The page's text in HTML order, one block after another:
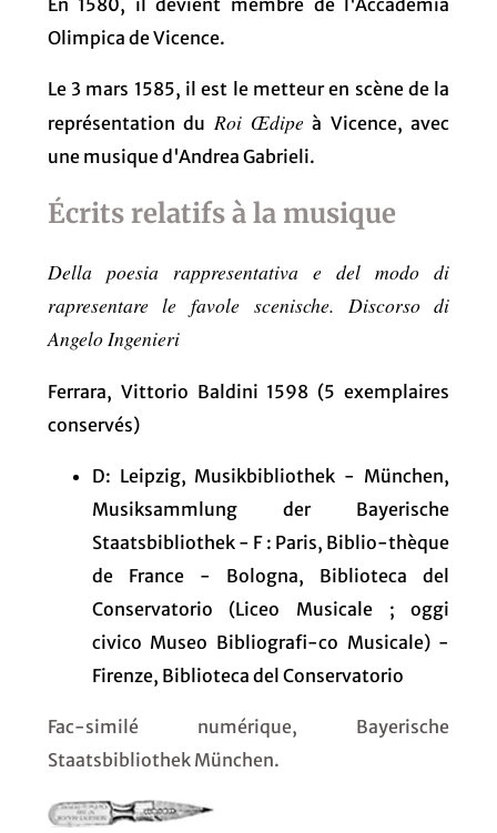
En 1580, il devient membre de l'Accademia
Olimpica de Vicence.
Le 3 mars 1585, il est le metteur en scène de la
représentation du Roi Œdipe à Vicence, avec
une musique d'Andrea Gabrieli.
Écrits relatifs à la musique
Della poesia rappresentativa e del modo di
rapresentare le favole scenische. Discorso di
Angelo Ingenieri
Ferrara, Vittorio Baldini 1598 (5 exemplaires
conservés)
D: Leipzig, Musikbibliothek - München,
Musiksammlung der Bayerische
Staatsbibliothek - F : Paris, Biblio-thèque
de France - Bologna, Biblioteca del
Conservatorio (Liceo Musicale ; oggi
civico Museo Bibliografi-co Musicale) -
Firenze, Biblioteca del Conservatorio
Fac-similé numérique, Bayerische
Staatsbibliothek München.